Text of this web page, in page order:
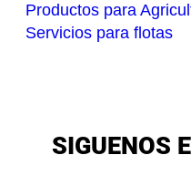
Productos para
Servicios para flotas
SIGUENOS